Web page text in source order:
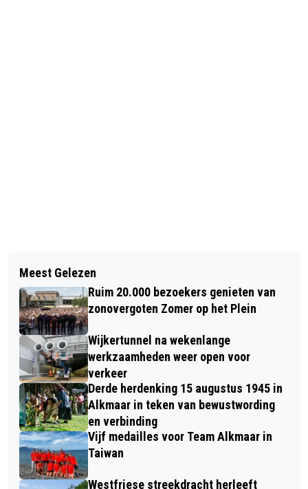
VOOR DE TWEEDE KEER EXPLOSIE BIJ
DEZELFDE WONING AAN MIDDENWEG
HEERHUGOWAARD
HVC START PROEF MET APARTE
INZAMELING HERBRUIKBAAR HOUT
Meest Gelezen
Ruim 20.000 bezoekers genieten van
zonovergoten Zomer op het Plein
Wijkertunnel na wekenlange
werkzaamheden weer open voor
verkeer
Derde herdenking 15 augustus 1945 in
Alkmaar in teken van bewustwording
en verbinding
Vijf medailles voor Team Alkmaar in
Taiwan
Westfriese streekdracht herleeft